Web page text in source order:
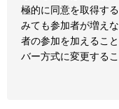
極的に同意を取得す
みても参加者が増え
者の参加を加えるこ
バー方式に変更する